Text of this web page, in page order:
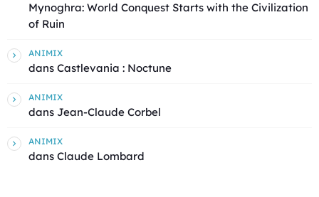
Mynoghra: World Conquest Starts with the Civilization
of Ruin
ANIMIX
dans Castlevania : Noctune
ANIMIX
dans Jean-Claude Corbel
ANIMIX
dans Claude Lombard